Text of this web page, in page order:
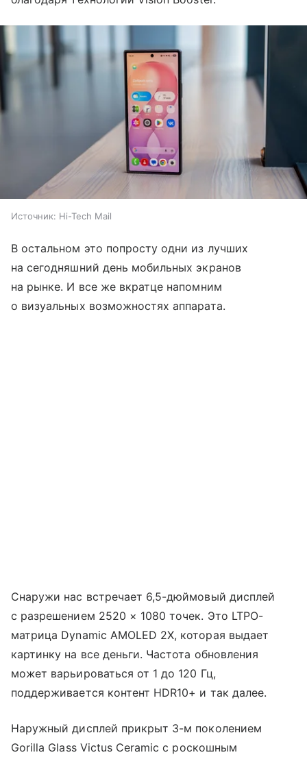
Источник: Hi-Tech Mail
В остальном это попросту одни из лучших
на сегодняшний день мобильных экранов
на рынке. И все же вкратце напомним
о визуальных возможностях аппарата.
Снаружи нас встречает 6,5-дюймовый дисплей
с разрешением 2520 × 1080 точек. Это LTPO-
матрица Dynamic AMOLED 2X, которая выдает
картинку на все деньги. Частота обновления
может варьироваться от 1 до 120 Гц,
поддерживается контент HDR10+ и так далее.
Наружный дисплей прикрыт 3-м поколением
Gorilla Glass Victus Ceramic с роскошным